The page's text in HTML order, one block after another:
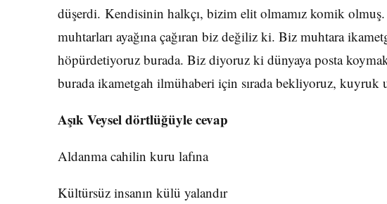
düşerdi. Kendisinin halkçı, bizim elit olmamız komik
muhtarları ayağına çağıran biz değiliz ki. Biz muhtara
höpürdetiyoruz burada. Biz diyoruz ki dünyaya posta
burada ikametgah ilmühaberi için sırada bekliyoruz, kuyruk
Aşık Veysel dörtlüğüyle cevap
Aldanma cahilin kuru lafına
Kültürsüz insanın külü yalandır